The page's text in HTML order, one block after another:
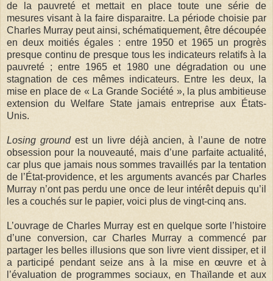
de la pauvreté et mettait en place toute une série de
mesures visant à la faire disparaitre. La période choisie par
Charles Murray peut ainsi, schématiquement, être découpée
en deux moitiés égales : entre 1950 et 1965 un progrès
presque continu de presque tous les indicateurs relatifs à la
pauvreté ; entre 1965 et 1980 une dégradation ou une
stagnation de ces mêmes indicateurs. Entre les deux, la
mise en place de « La Grande Société », la plus ambitieuse
extension du Welfare State jamais entreprise aux États-
Unis.
Losing groundest un livre déjà ancien, à l’aune de notre
obsession pour la nouveauté, mais d’une parfaite actualité,
car plus que jamais nous sommes travaillés par la tentation
de l’État-providence, et les arguments avancés par Charles
Murray n’ont pas perdu une once de leur intérêt depuis qu’il
les a couchés sur le papier, voici plus de vingt-cinq ans.
L’ouvrage de Charles Murray est en quelque sorte l’histoire
d’une conversion, car Charles Murray a commencé par
partager les belles illusions que son livre vient dissiper, et il
a participé pendant seize ans à la mise en œuvre et à
l’évaluation de programmes sociaux, en Thaïlande et aux